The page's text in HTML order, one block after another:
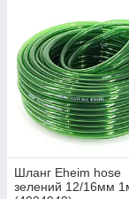
Шланг Eheim hose
зелений 12/16мм